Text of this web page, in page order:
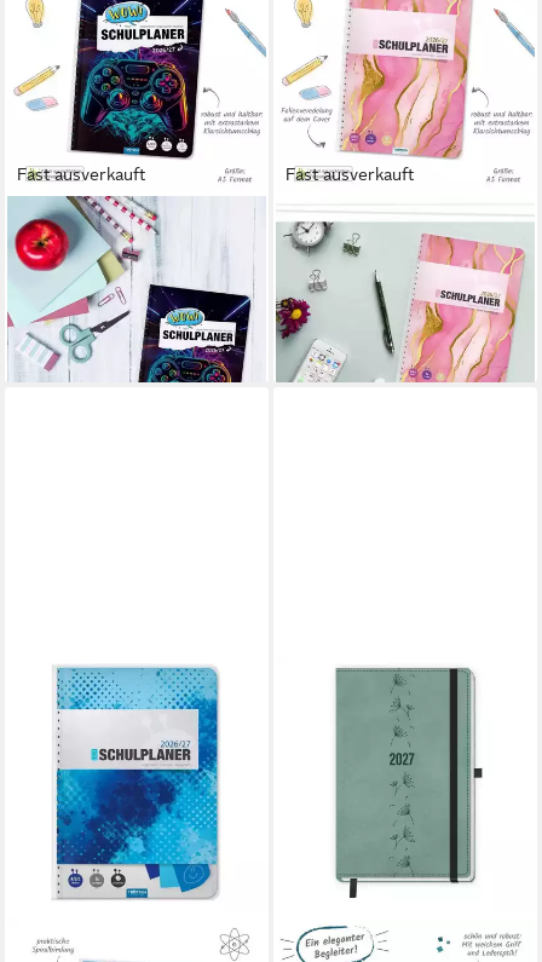
Fast ausverkauft
TRÖTSCH VERLAG
Schülerkalender TRÖTSCH -
Schulplaner WOW Gaming
26/27
11,55 €
lieferbar - in 2-3 Werktagen bei dir
Fast ausverkauft
TRÖTSCH VERLAG
Schülerkalender TRÖTSCH -
Schulplaner Pink 26/27
10,20 €
lieferbar - in 2-3 Werktagen bei dir